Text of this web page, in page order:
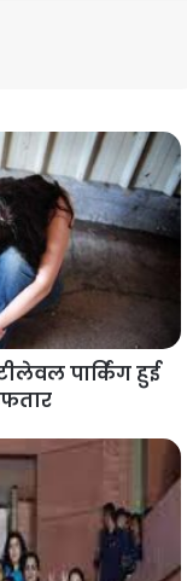
पार्किंग हुई